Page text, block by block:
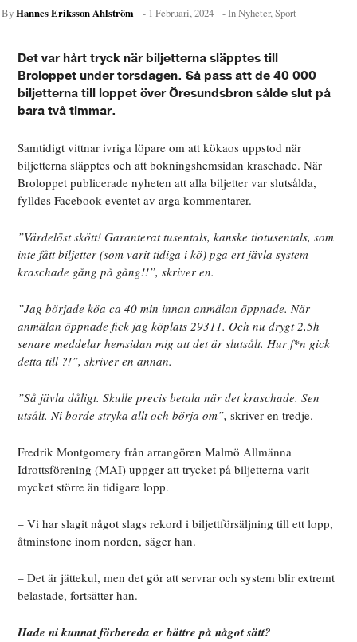
ByHannes Eriksson Ahlström - 1 Februari, 2024 - InNyheter,Sport
Det var hårt tryck när biljetterna släpptes till
Broloppet under torsdagen. Så pass att de 40 000
biljetterna till loppet över Öresundsbron sålde slut på
bara två timmar.
Samtidigt vittnar ivriga löpare om att kökaos uppstod när
biljetterna släpptes och att bokningshemsidan kraschade. När
Broloppet publicerade nyheten att alla biljetter var slutsålda,
fylldes Facebook-eventet av arga kommentarer.
”Värdelöst skött! Garanterat tusentals, kanske tiotusentals, som
inte fått biljetter (som varit tidiga i kö) pga ert jävla system
kraschade gång på gång!!”, skriver en.
”Jag började köa ca 40 min innan anmälan öppnade. När
anmälan öppnade fick jag köplats 29311. Och nu drygt 2,5h
senare meddelar hemsidan mig att det är slutsålt. Hur f*n gick
detta till ?!”, skriver en annan.
”Så jävla dåligt. Skulle precis betala när det kraschade. Sen
utsålt. Ni borde stryka allt och börja om”,skriver en tredje.
Fredrik Montgomery från arrangören Malmö Allmänna
Idrottsförening (MAI) uppger att trycket på biljetterna varit
mycket större än tidigare lopp.
– Vi har slagit något slags rekord i biljettförsäljning till ett lopp,
åtminstone inom norden, säger han.
– Det är jättekul, men det gör att servrar och system blir extremt
belastade, fortsätter han.
Hade ni kunnat förbereda er bättre på något sätt?